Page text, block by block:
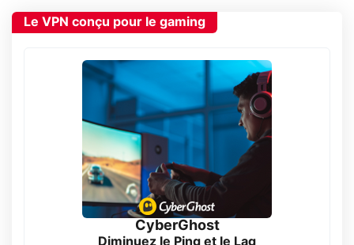
Le VPN conçu pour le gaming
CyberGhost
Diminuez le Ping et le Lag